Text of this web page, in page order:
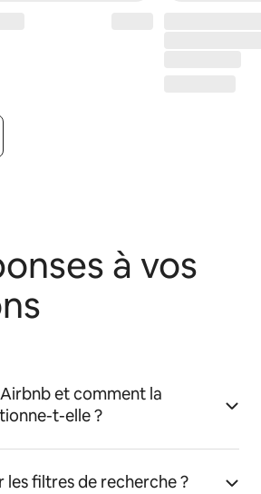
à vos
et comment la
t-elle ?
les filtres de recherche ?